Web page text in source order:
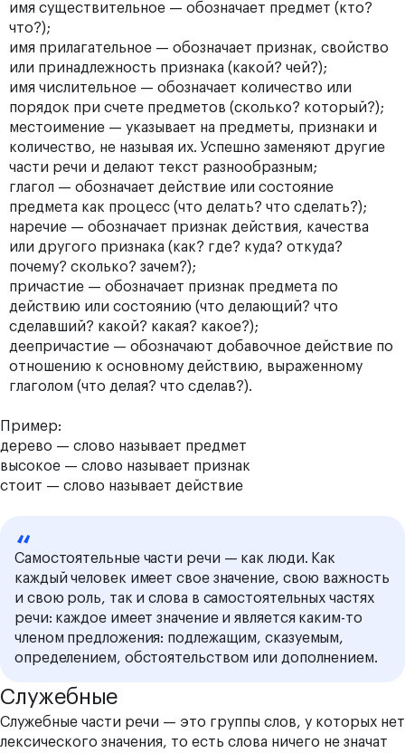
имя существительное — обозначает предмет (кто?
что?);
имя прилагательное — обозначает признак, свойство
или принадлежность признака (какой? чей?);
имя числительное — обозначает количество или
порядок при счете предметов (сколько? который?);
местоимение — указывает на предметы, признаки и
количество, не называя их. Успешно заменяют другие
части речи и делают текст разнообразным;
глагол — обозначает действие или состояние
предмета как процесс (что делать? что сделать?);
наречие — обозначает признак действия, качества
или другого признака (как? где? куда? откуда?
почему? сколько? зачем?);
причастие — обозначает признак предмета по
действию или состоянию (что делающий? что
сделавший? какой? какая? какое?);
деепричастие — обозначают добавочное действие по
отношению к основному действию, выраженному
глаголом (что делая? что сделав?).
Пример:
дерево — слово называет предмет
высокое — слово называет признак
стоит — слово называет действие
Самостоятельные части речи — как люди. Как
каждый человек имеет свое значение, свою важность
и свою роль, так и слова в самостоятельных частях
речи: каждое имеет значение и является каким-то
членом предложения: подлежащим, сказуемым,
определением, обстоятельством или дополнением.
Служебные
Служебные части речи — это группы слов, у которых нет
лексического значения, то есть слова ничего не значат